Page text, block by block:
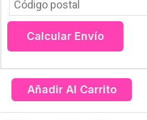
Calcular Envío
Añadir Al Carrito